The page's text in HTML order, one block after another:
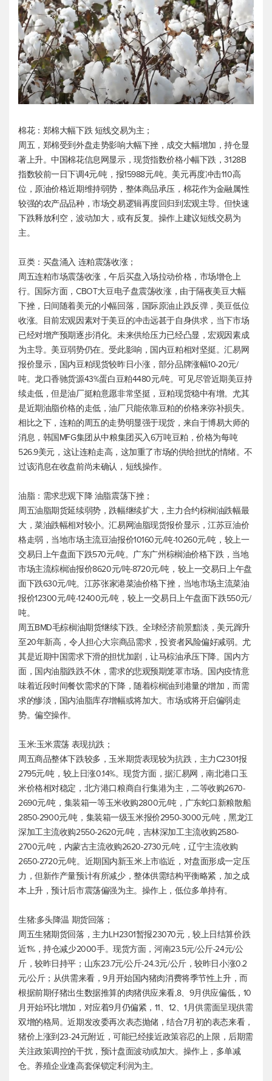
棉花：郑棉大幅下跌 短线交易为主；
周五，郑棉受到外盘走势影响大幅下挫，成交大幅增加，持仓显
著上升。中国棉花信息网显示，现货指数价格小幅下跌，3128B
指数较前一日下调4元/吨，报15988元/吨。美元再度冲击110高
位，原油价格近期维持弱势，整体商品承压，棉花作为金融属性
较强的农产品品种，市场交易逻辑再度回归到宏观主导。但快速
下跌释放利空，波动加大，或有反复。操作上建议短线交易为
主。
豆类：买盘涌入 连粕震荡收涨；
周五连粕市场震荡收涨，午后买盘入场拉动价格，市场增仓上
行。国际方面，CBOT大豆电子盘震荡收涨，由于隔夜美豆大幅
下挫，日间随着美元的小幅回落，国际原油止跌反弹，美豆低位
收涨。目前宏观因素对于美豆的冲击远甚于自身供求，当下市场
已经对增产预期逐步消化。未来供给压力已经凸显，宏观因素成
为主导。美豆弱势仍在。受此影响，国内豆粕相对坚挺。汇易网
报价显示，国内豆粕现货较昨日小涨，部分品牌涨幅10-20元/
吨。龙口香驰货源43%蛋白豆粕4480元/吨。可见尽管近期美豆持
续走低，但是油厂挺粕意愿非常坚挺，豆粕现货稳中有增。尤其
是近期油脂价格的走低，油厂只能依靠豆粕的价格来弥补损失。
相比之下，连粕的周五的走势明显强于现货，来自于博易大师的
消息，韩国MFG集团从中粮集团买入6万吨豆粕，价格为每吨
526.9美元，这让连粕走高，这加重了市场的供给担忧的情绪。不
过该消息在收盘前尚未确认，短线操作。
油脂：需求悲观下降 油脂震荡下挫；
周五油脂期货延续弱势，跌幅继续扩大，主力合约棕榈油跌幅最
大，菜油跌幅相对较小。汇易网油脂现货报价显示，江苏豆油价
格走弱，当地市场主流豆油报价10160元/吨-10260元/吨，较上一
交易日上午盘面下跌570元/吨。广东广州棕榈油价格下跌，当地
市场主流棕榈油报价8620元/吨-8720元/吨，较上一交易日上午盘
面下跌630元/吨。江苏张家港菜油价格下挫，当地市场主流菜油
报价12300元/吨-12400元/吨，较上一交易日上午盘面下跌550元/
吨。
周五BMD毛棕榈油期货继续下跌。全球经济前景黯淡，美元蹿升
至20年新高，令人担心大宗商品需求，投资者风险偏好减弱。尤
其是近期中国需求下滑的担忧加剧，让马棕油承压下降。国内方
面，国内油脂跌跌不休，需求的悲观预期笼罩市场。国内疫情意
味着近段时间餐饮需求的下降，随着棕榈油到港量的增加，而需
求的惨淡，国内油脂库存增幅或将加大。市场或将开启偏弱走
势。偏空操作。
玉米:玉米震荡 表现抗跌；
周五商品整体下跌较多，玉米期货表现较为抗跌，主力C2301报
2795元/吨，较上日涨0.14%。现货方面，据汇易网，南北港口玉
米价格相对稳定，北方港口粮商自行集港为主，二等收购2670-
2690元/吨，集装箱一等玉米收购2800元/吨，广东蛇口新粮散船
2850-2900元/吨，集装箱一级玉米报价2950-3000元/吨，黑龙江
深加工主流收购2550-2620元/吨，吉林深加工主流收购2580-
2700元/吨，内蒙古主流收购2620-2730元/吨，辽宁主流收购
2650-2720元/吨。近期国内新玉米上市临近，对盘面形成一定压
力，但新作产量预计有所减少，整体供需结构平衡略紧，加之成
本上升，预计后市震荡偏强为主。操作上，低位多单持有。
生猪:多头降温 期货回落；
周五生猪期货回落，主力LH2301暂报23070元，较上日结算价跌
近1%，持仓减少2000手。现货方面，河南23.5元/公斤-24元/公
斤，较昨日持平；山东23.7元/公斤-24.3元/公斤，较昨日小涨0.2
元/公斤；从供需来看，9月开始国内猪肉消费将季节性上升，而
根据前期仔猪出生数据推算的肉猪供应来看,8、9月供应偏低，10
月开始环比增加，对应着9月仍偏紧，11、12、1月供需面呈现供需
双增的格局。近期发改委再次表态抛储，结合7月初的表态来看，
猪价上涨到23-24元附近，可能已经接近政策容忍的上限，后期需
关注政策调控的干扰，预计盘面波动或加大。操作上，多单减
仓。养殖企业逢高套保锁定利润为主。